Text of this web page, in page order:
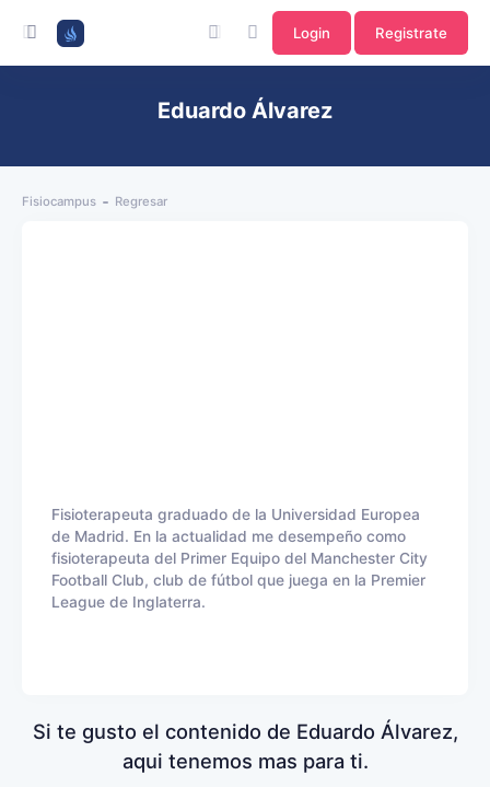
Login Registrate
Eduardo Álvarez
Fisiocampus Regresar
Fisioterapeuta graduado de la Universidad Europea
de Madrid. En la actualidad me desempeño como
fisioterapeuta del Primer Equipo del Manchester City
Football Club, club de fútbol que juega en la Premier
League de Inglaterra.
Si te gusto el contenido de Eduardo Álvarez,
aqui tenemos mas para ti.